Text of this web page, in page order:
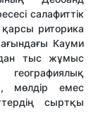
салафиттік
қарсы риторика
Кауми
тыс жұмыс
мөлдір емес
сыртқы